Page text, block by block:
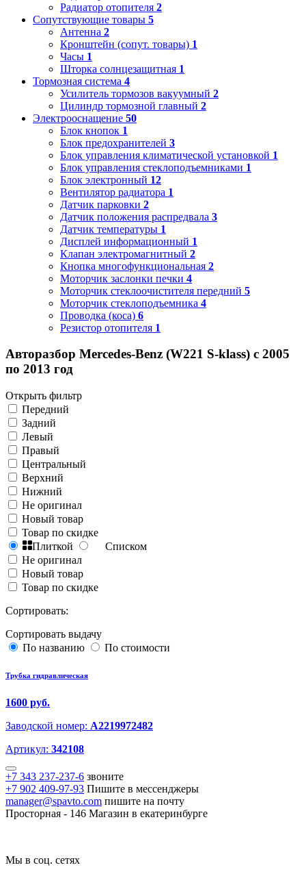
Радиатор отопителя 2
Сопутствующие товары 5
Антенна 2
Кронштейн (сопут. товары) 1
Часы 1
Шторка солнцезащитная 1
Тормозная система 4
Усилитель тормозов вакуумный 2
Цилиндр тормозной главный 2
Электрооснащение 50
Блок кнопок 1
Блок предохранителей 3
Блок управления климатической установкой 1
Блок управления стеклоподъемниками 1
Блок электронный 12
Вентилятор радиатора 1
Датчик парковки 2
Датчик положения распредвала 3
Датчик температуры 1
Дисплей информационный 1
Клапан электромагнитный 2
Кнопка многофункциональная 2
Моторчик заслонки печки 4
Моторчик стеклоочистителя передний 5
Моторчик стеклоподъемника 4
Проводка (коса) 6
Резистор отопителя 1
Авторазбор Mercedes-Benz (W221 S-klass) с 2005
по 2013 год
Открыть фильтр
Передний
Задний
Левый
Правый
Центральный
Верхний
Нижний
Не оригинал
Новый товар
Товар по скидке
Плиткой
Списком
Не оригинал
Новый товар
Товар по скидке
Сортировать:
Сортировать выдачу
По названию
По стоимости
Трубка гидравлическая
1600 руб.
Заводской номер: A2219972482
Артикул: 342108
+7 343 237-237-6 звоните
+7 902 409-97-93 Пишите в мессенджеры
manager@spavto.com пишите на почту
Просторная - 146 Магазин в екатеринбурге
Мы в соц. сетях